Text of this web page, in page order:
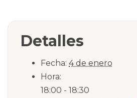
Detalles
Fecha: 4 de enero
Hora:
18:00 - 18:30